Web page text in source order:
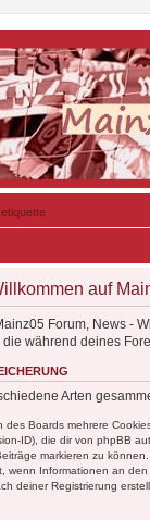
auf
Forum, News -
während deines
Arten
Boards mehrere
ID), die dir von phpBB
markieren zu können.
wenn Informationen an
deiner Registrierung